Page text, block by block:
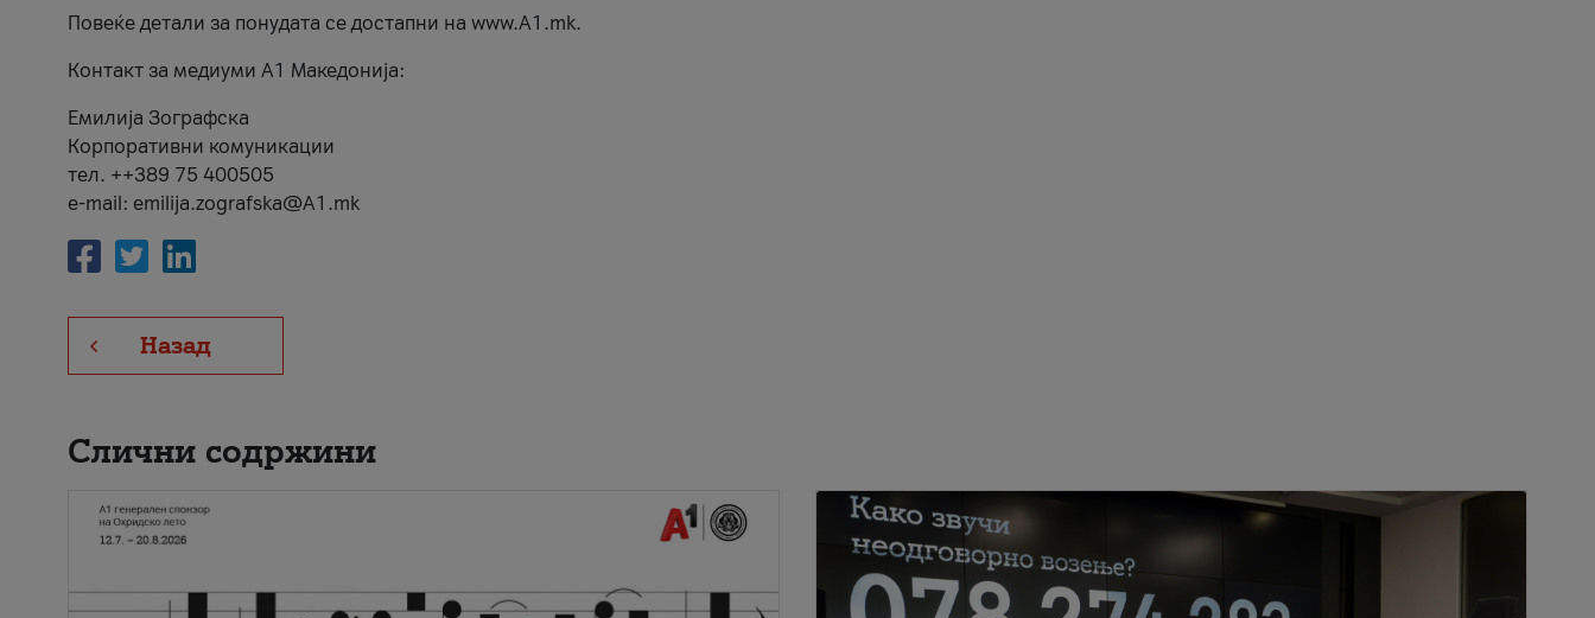
Повеќе детали за понудата се достапни на www.А1.mk.
Контакт за медиуми А1 Македонија:
Емилија Зографска
Корпоративни комуникации
тел. ++389 75 400505
e-mail: emilija.zografska@A1.mk
Назад
Слични содржини